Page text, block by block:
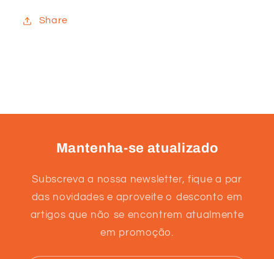
Share
Mantenha-se atualizado
Subscreva a nossa newsletter, fique a par
das novidades e aproveite o desconto em
artigos que não se encontrem atualmente
em promoção.